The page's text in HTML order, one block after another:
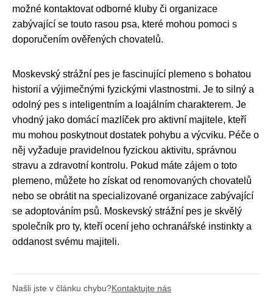
možné kontaktovat odborné kluby či organizace
zabývající se touto rasou psa, které mohou pomoci s
doporučením ověřených chovatelů.
Moskevský strážní pes je fascinující plemeno s bohatou
historií a výjimečnými fyzickými vlastnostmi. Je to silný a
odolný pes s inteligentním a loajálním charakterem. Je
vhodný jako domácí mazlíček pro aktivní majitele, kteří
mu mohou poskytnout dostatek pohybu a výcviku. Péče o
něj vyžaduje pravidelnou fyzickou aktivitu, správnou
stravu a zdravotní kontrolu. Pokud máte zájem o toto
plemeno, můžete ho získat od renomovaných chovatelů
nebo se obrátit na specializované organizace zabývající
se adoptováním psů. Moskevský strážní pes je skvělý
společník pro ty, kteří ocení jeho ochranářské instinkty a
oddanost svému majiteli.
Našli jste v článku chybu?Kontaktujte nás